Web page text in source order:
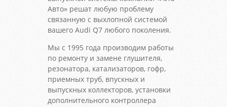
Авто» решат любую проблему
связанную с выхлопной системой
вашего Audi Q7 любого поколения.
Мы с 1995 года производим работы
по ремонту и замене глушителя,
резонатора, катализаторов, гофр,
приемных труб, впускных и
выпускных коллекторов, установки
дополнительного контроллера